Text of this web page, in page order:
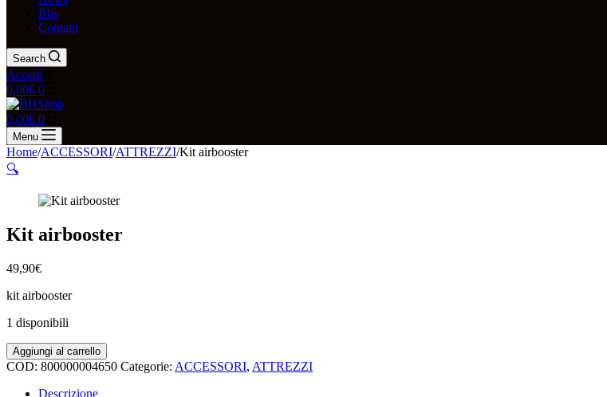
Bhs
Contatti
Search
Accedi
Carrello
0,00€ 0
Carrello
0,00€ 0
Menu
Home/ACCESSORI/ATTREZZI/Kit airbooster
🔍
Kit airbooster
49,90€
kit airbooster
1 disponibili
Kit
airbooster
Aggiungi al carrello
COD: 800000004650 Categorie: ACCESSORI, ATTREZZI
Descrizione